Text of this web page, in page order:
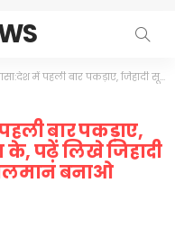
जिहादी सूअर कारपोरेट जगत के, पढ़ें लिखे जिहादी जानवरों का गैंग,कैसे भी मुसलमान बनाओ
बार पकड़ाए,
के, पढ़ें लिखे जिहादी
बनाओ